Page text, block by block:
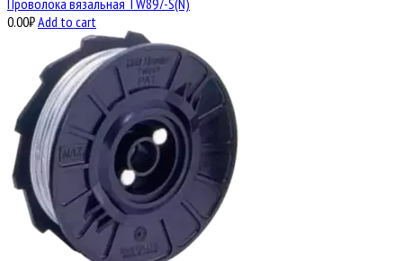
Проволока вязальная TW897-S(N)
0.00₽Add to cart